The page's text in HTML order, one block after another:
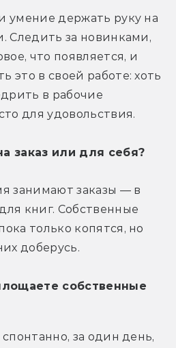
умение держать руку на
Следить за новинками,
что появляется, и
это в своей работе: хоть
в рабочие
для удовольствия.
заказ или для себя?
занимают заказы — в
книг. Собственные
только копятся, но
доберусь.
собственные
за один день,